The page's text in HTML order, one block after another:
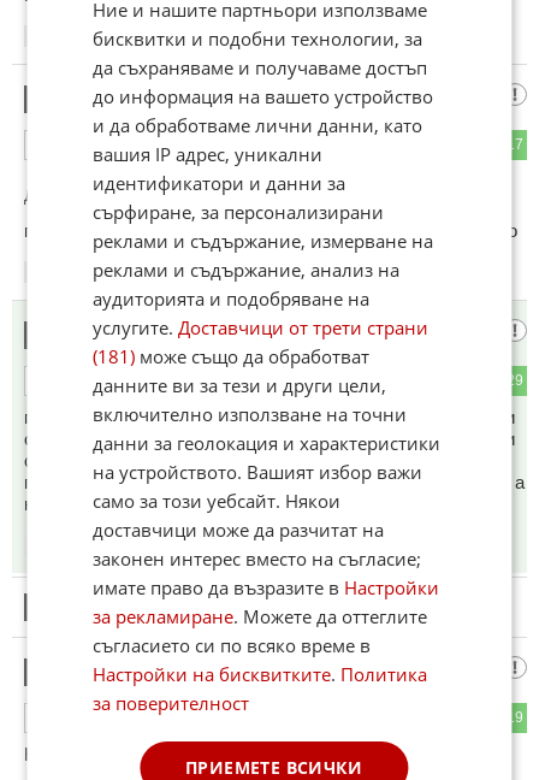
15.06.2026
То кога
17
До коментар#6 от "стоян георгиев":
го прочете? Я сподели какво точно пише в споразумението
15.06.2026
Защо
29
протестират тези, нали излязоха по иранската телевизия и
обясниха че са спечелили войната срещу САЩ и Израел и
са ги подчинили и сега злите врагове са принудени да
подпишат срамна капитулация. Би трябвало да празнуват а
не да протестират хората
15.06.2026
Този коментар е премахнат от модератор.
Последния Софиянец
19
Какви репарации ще плаща България според договора?
Ние и нашите партньори използваме
бисквитки и подобни технологии, за
да съхраняваме и получаваме достъп
до информация на вашето устройство
и да обработваме лични данни, като
вашия IP адрес, уникални
идентификатори и данни за
сърфиране, за персонализирани
реклами и съдържание, измерване на
реклами и съдържание, анализ на
аудиторията и подобряване на
услугите.Доставчици от трети страни
(181) може също да обработват
данните ви за тези и други цели,
включително използване на точни
данни за геолокация и характеристики
на устройството. Вашият избор важи
само за този уебсайт. Някои
доставчици може да разчитат на
законен интерес вместо на съгласие;
имате право да възразите в Настройки
за рекламиране. Можете да оттеглите
съгласието си по всяко време в
Настройки на бисквитките. Политика
за поверителност
ПРИЕМЕТЕ ВСИЧКИ